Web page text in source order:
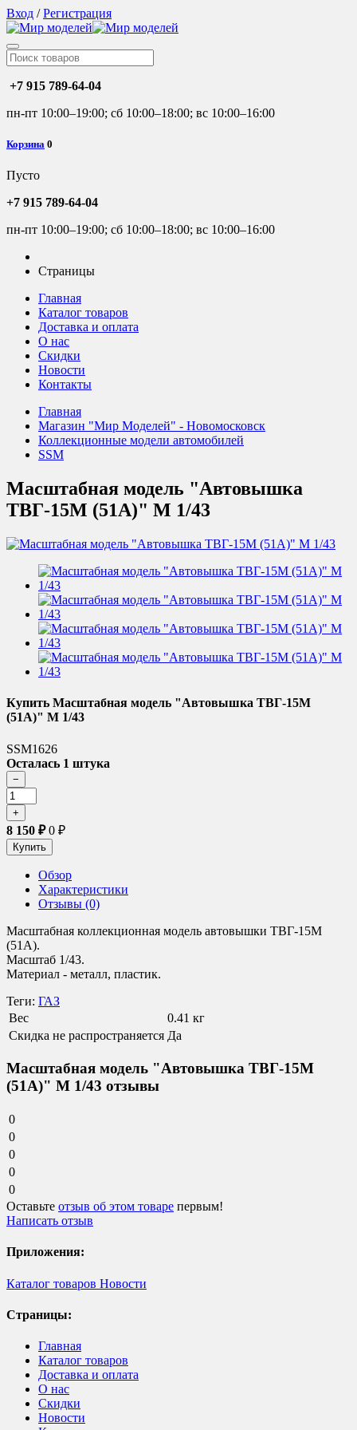
Вход /Регистрация
+7 915 789-64-04
пн-пт 10:00–19:00; сб 10:00–18:00; вс 10:00–16:00
Корзина 0
Пусто
+7 915 789-64-04
пн-пт 10:00–19:00; сб 10:00–18:00; вс 10:00–16:00
Страницы
Главная
Каталог товаров
Доставка и оплата
О нас
Скидки
Новости
Контакты
Главная
Магазин "Мир Моделей" - Новомосковск
Коллекционные модели автомобилей
SSM
Масштабная модель "Автовышка
ТВГ-15М (51А)" М 1/43
Купить Масштабная модель "Автовышка ТВГ-15М
(51А)" М 1/43
SSM1626
Осталась 1 штука
8 150 ₽0 ₽
Обзор
Характеристики
Отзывы (0)
Масштабная коллекционная модель автовышки ТВГ-15М
(51А).
Масштаб 1/43.
Материал - металл, пластик.
Теги: ГАЗ
Вес
0.41 кг
Скидка не распространяется Да
Масштабная модель "Автовышка ТВГ-15М
(51А)" М 1/43 отзывы
0
0
0
0
0
Оставьте отзыв об этом товаре первым!
Написать отзыв
Приложения:
Каталог товаров Новости
Страницы:
Главная
Каталог товаров
Доставка и оплата
О нас
Скидки
Новости